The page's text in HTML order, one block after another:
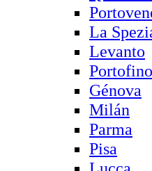
La
Levanto
Portofino
Génova
Milán
Parma
Pisa